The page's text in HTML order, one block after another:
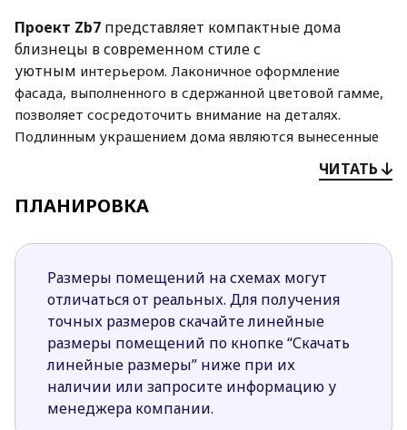
Проект Zb7 представляет компактные дома
близнецы в современном стиле с
уютным интерьером. Лаконичное оформление
фасада, выполненного в сдержанной цветовой гамме,
позволяет сосредоточить внимание на деталях.
Подлинным украшением дома являются вынесенные
естественное освещение внутреннего
пространства.
Гостиная с камином (он расположен у внутренней
стены) и выходом натеррасу полностью отделена от
кухни, в которой предусмотрена столовая.
В ночной зоне устроены три спальни (в хозяйской есть
собственная ванная и выход на террасу
второгоэтажа).
Цена указана за два сегмента дома.
ЧИТАТЬ
ПЛАНИРОВКА
Размеры помещений на схемах могут
отличаться от реальных. Для получения
точных размеров скачайте линейные
размеры помещений по кнопке “Скачать
линейные размеры” ниже при их
наличии или запросите информацию у
менеджера компании.